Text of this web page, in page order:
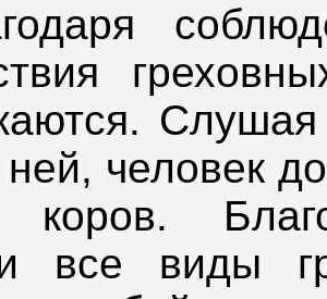
человек
коров.
все виды